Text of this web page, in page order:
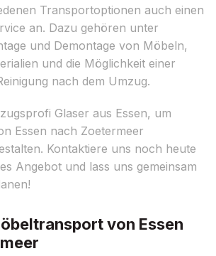
Transportoptionen auch einen
an. Dazu gehören unter
und Demontage von Möbeln,
und die Möglichkeit einer
nach dem Umzug.
Glaser aus Essen, um
Essen nach Zoetermeer
Kontaktiere uns noch heute
Angebot und lass uns gemeinsam
von Essen